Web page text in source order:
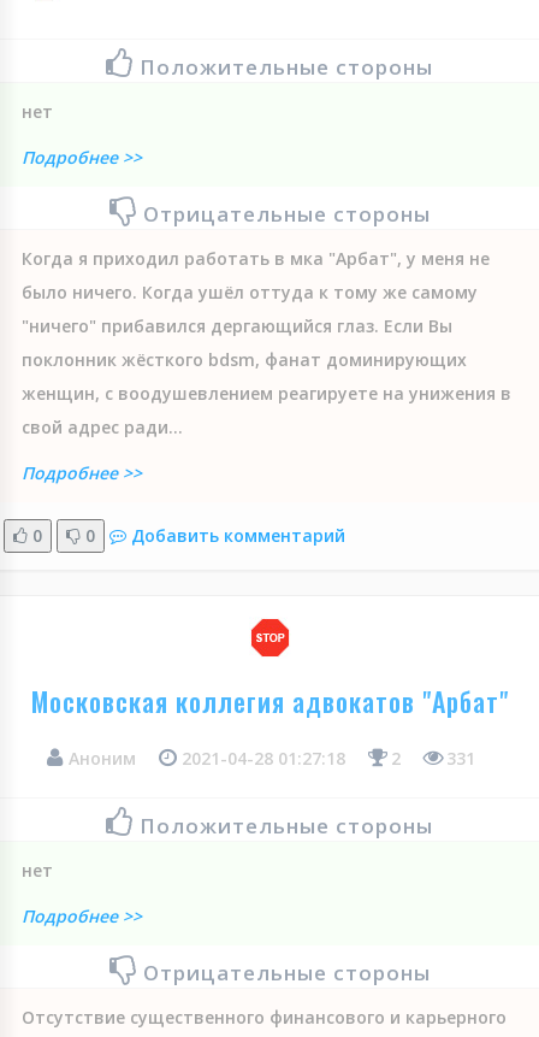
Положительные стороны
нет
Подробнее >>
Отрицательные стороны
Когда я приходил работать в мка "Арбат", у меня не
было ничего. Когда ушёл оттуда к тому же самому
"ничего" прибавился дергающийся глаз. Если Вы
поклонник жёсткого bdsm, фанат доминирующих
женщин, с воодушевлением реагируете на унижения в
свой адрес ради...
Подробнее >>
0 0 Добавить комментарий
Московская коллегия адвокатов "Арбат"
Аноним 2021-04-28 01:27:18 2 331
Положительные стороны
нет
Подробнее >>
Отрицательные стороны
Отсутствие существенного финансового и карьерного